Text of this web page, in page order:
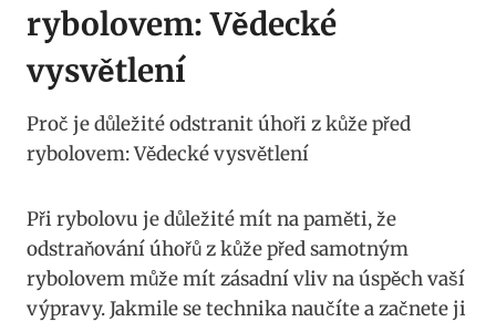
rybolovem: Vědecké
vysvětlení
Proč je důležité odstranit úhoři z kůže před
rybolovem: Vědecké vysvětlení
Při rybolovu je důležité mít na paměti, že
odstraňování úhořů z kůže před samotným
rybolovem může mít zásadní vliv na úspěch vaší
výpravy. Jakmile se technika naučíte a začnete ji